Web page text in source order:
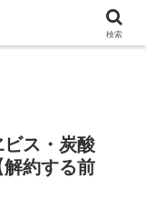
家庭用ビー
ス・炭酸
約する前
検索